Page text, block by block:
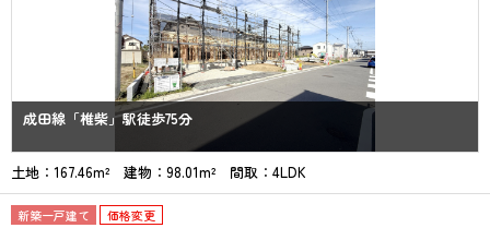
成田線「椎柴」駅徒歩75分
土地：167.46m² 建物：98.01m² 間取：4LDK
新築一戸建て 価格変更